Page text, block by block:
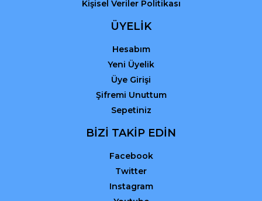
Kişisel Veriler Politikası
ÜYELİK
Hesabım
Yeni Üyelik
Üye Girişi
Şifremi Unuttum
Sepetiniz
BİZİ TAKİP EDİN
Facebook
Twitter
Instagram